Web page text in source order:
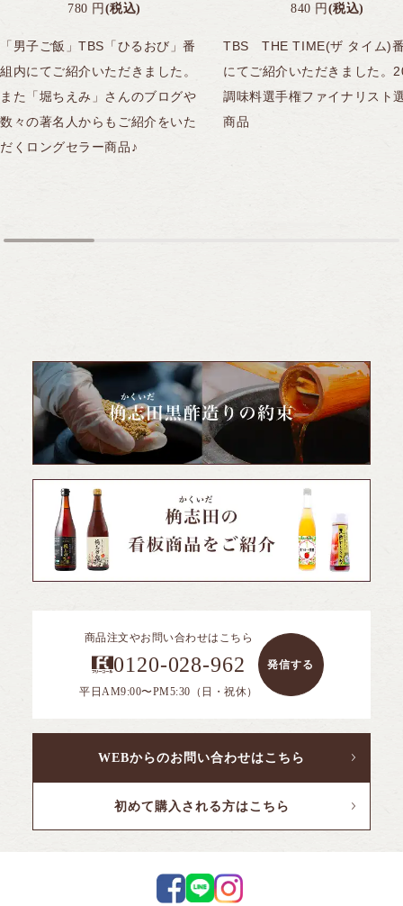
780 円 (税込)
「男子ご飯」TBS「ひるおび」番
組内にてご紹介いただきました。
また「堀ちえみ」さんのブログや
数々の著名人からもご紹介をいた
だくロングセラー商品♪
840 円 (税込)
TBS THE TIME(ザ タイム)
にてご紹介いただきました。
調味料選手権ファイナリスト
商品
商品注文やお問い合わせはこちら
0120-028-962
平日AM9:00〜PM5:30（日・祝休）
発信する
WEBからのお問い合わせはこちら
初めて購入される方はこちら